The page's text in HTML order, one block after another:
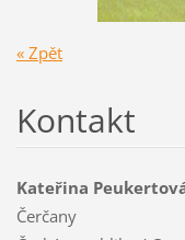
« Zpět
Kontakt
Kateřina
Čerčany